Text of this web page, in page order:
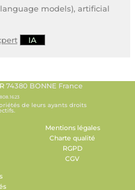
models), artificial
IA
74380 BONNE France
de leurs ayants droits
Mentions légales
Charte qualité
RGPD
CGV